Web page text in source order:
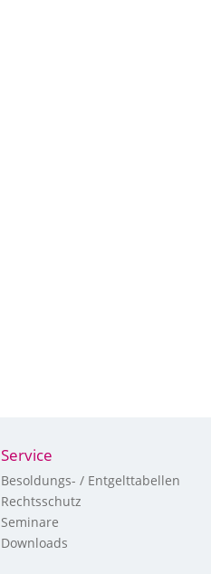
Service
Besoldungs- / Entgelttabellen
Rechtsschutz
Seminare
Downloads